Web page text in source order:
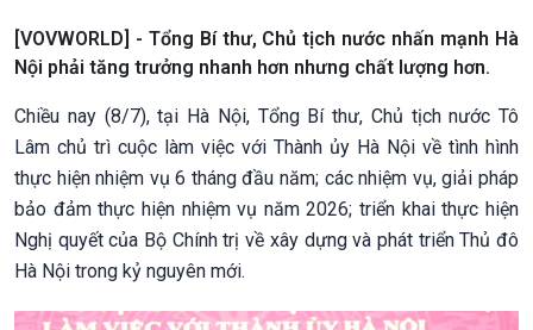
[VOVWORLD] - Tổng Bí thư, Chủ tịch nước nhấn mạnh Hà
Nội phải tăng trưởng nhanh hơn nhưng chất lượng hơn.
Chiều nay (8/7), tại Hà Nội, Tổng Bí thư, Chủ tịch nước Tô
Lâm chủ trì cuộc làm việc với Thành ủy Hà Nội về tình hình
thực hiện nhiệm vụ 6 tháng đầu năm; các nhiệm vụ, giải pháp
bảo đảm thực hiện nhiệm vụ năm 2026; triển khai thực hiện
Nghị quyết của Bộ Chính trị về xây dựng và phát triển Thủ đô
Hà Nội trong kỷ nguyên mới.